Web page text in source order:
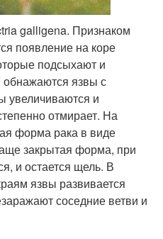
galligena. Признаком
появление на коре
подсыхают и
обнажаются язвы с
увеличиваются и
отмирает. На
форма рака в виде
закрытая форма, при
и остается щель. В
язвы развивается
соседние ветви и